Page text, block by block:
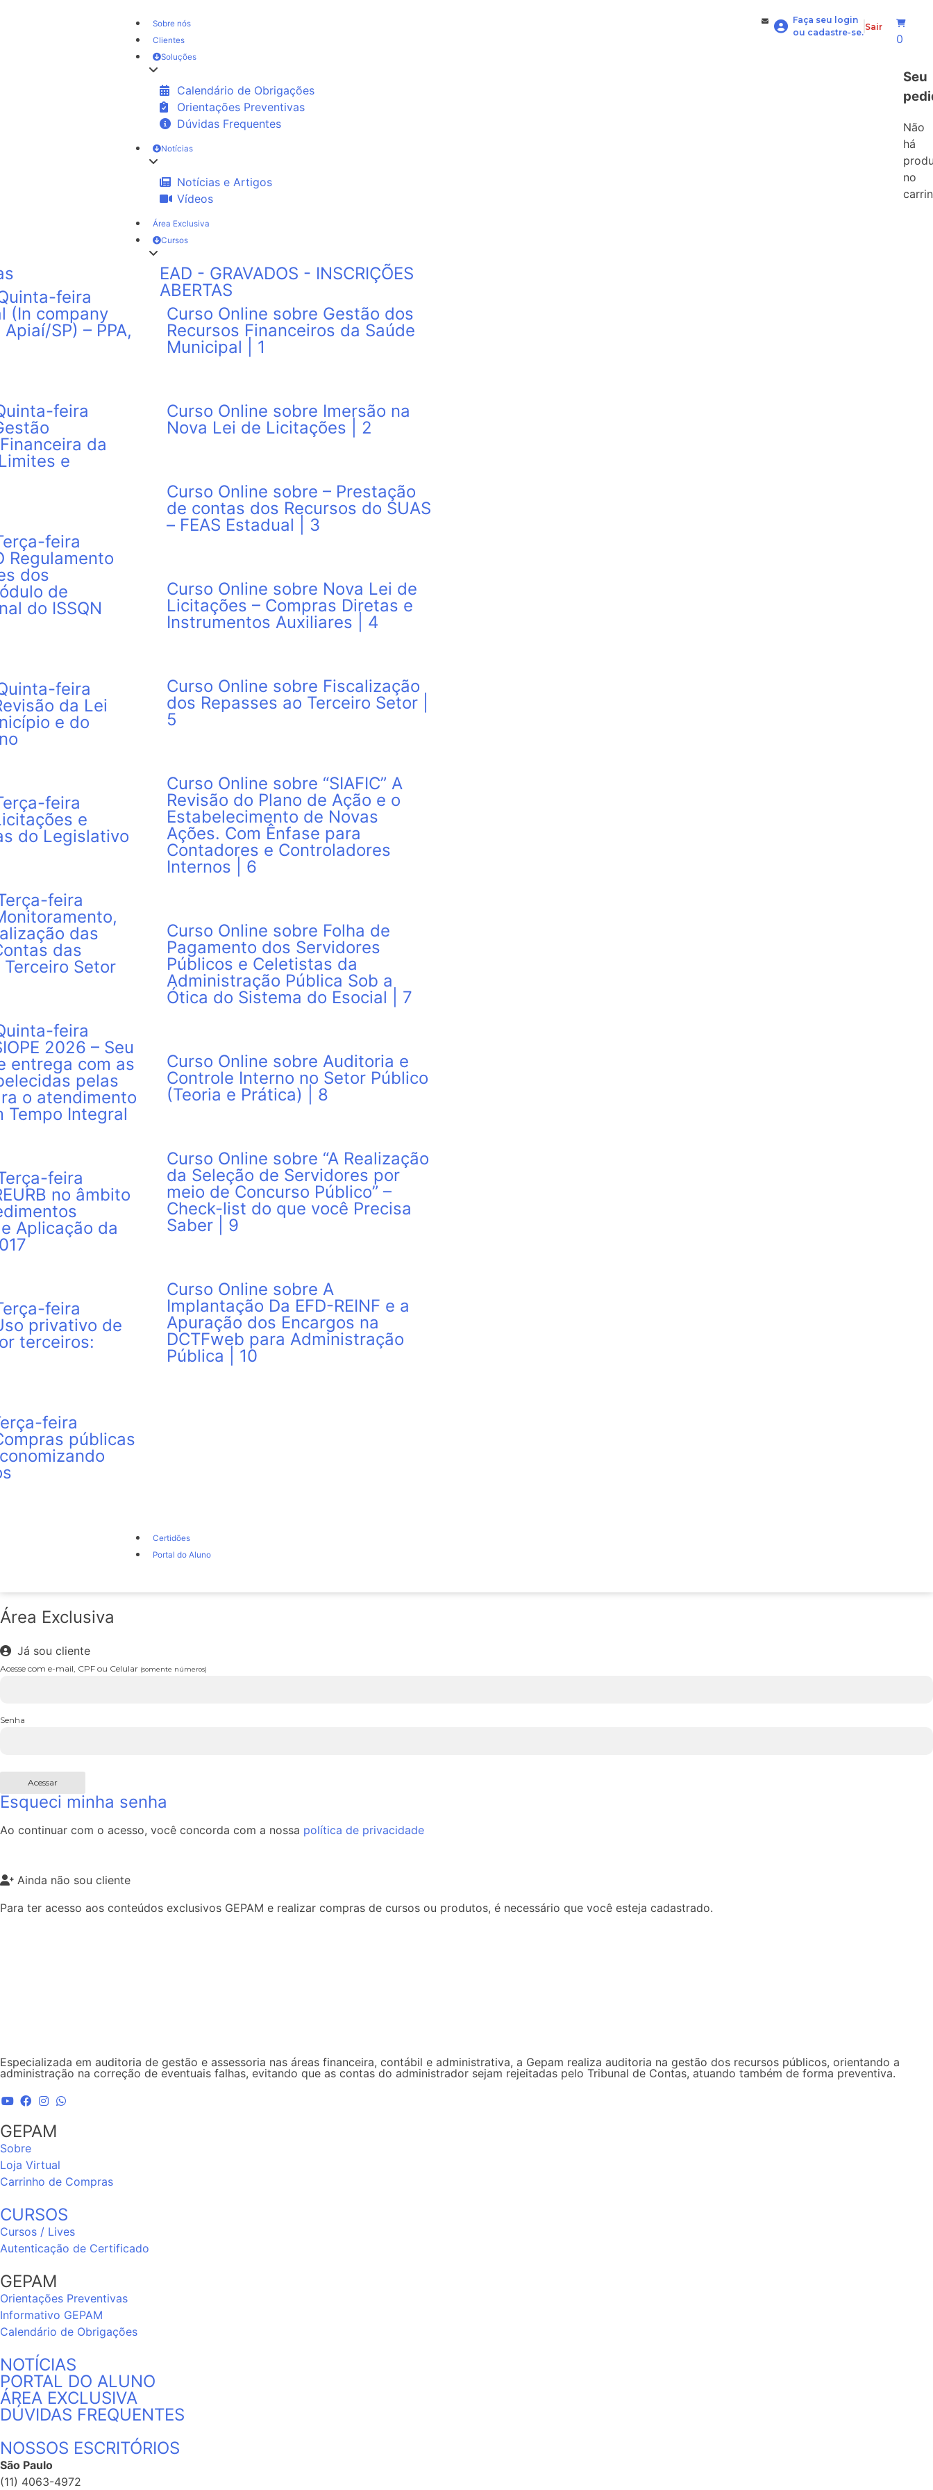
Sobre nós
Clientes
Soluções
Calendário de Obrigações
Orientações Preventivas
Dúvidas Frequentes
Notícias
Notícias e Artigos
Vídeos
Área Exclusiva
Cursos
feira
(In company
SP) – PPA,
feira
da
e
feira
Regulamento
dos
de
do ISSQN
feira
da Lei
e do
feira
e
do Legislativo
feira
das
das
Setor
feira
2026 – Seu
entrega com as
pelas
o atendimento
Tempo Integral
feira
no âmbito
Aplicação da
feira
privativo de
terceiros:
feira
públicas
EAD - GRAVADOS - INSCRIÇÕES
ABERTAS
Curso Online sobre Gestão dos
Recursos Financeiros da Saúde
Municipal | 1
Curso Online sobre Imersão na
Nova Lei de Licitações | 2
Curso Online sobre – Prestação
de contas dos Recursos do SUAS
– FEAS Estadual | 3
Curso Online sobre Nova Lei de
Licitações – Compras Diretas e
Instrumentos Auxiliares | 4
Curso Online sobre Fiscalização
dos Repasses ao Terceiro Setor |
5
Curso Online sobre “SIAFIC” A
Revisão do Plano de Ação e o
Estabelecimento de Novas
Ações. Com Ênfase para
Contadores e Controladores
Internos | 6
Curso Online sobre Folha de
Pagamento dos Servidores
Públicos e Celetistas da
Administração Pública Sob a
Ótica do Sistema do Esocial | 7
Curso Online sobre Auditoria e
Controle Interno no Setor Público
(Teoria e Prática) | 8
Curso Online sobre “A Realização
da Seleção de Servidores por
meio de Concurso Público” –
Check-list do que você Precisa
Saber | 9
Curso Online sobre A
Implantação Da EFD-REINF e a
Apuração dos Encargos na
DCTFweb para Administração
Pública | 10
Certidões
Portal do Aluno
Faça seu login
ou cadastre-se.
Sair
0
Seu
Não
há
no
Área Exclusiva
Já sou cliente
Acesse com e-mail, CPF ou Celular (somente números)
Senha
Acessar
Esqueci minha senha
Ao continuar com o acesso, você concorda com a nossa política de privacidade
Ainda não sou cliente
Para ter acesso aos conteúdos exclusivos GEPAM e realizar compras de cursos ou produtos, é necessário que você esteja cadastrado.
Especializada em auditoria de gestão e assessoria nas áreas financeira, contábil e administrativa, a Gepam realiza auditoria na gestão dos recursos públicos, orientando a
administração na correção de eventuais falhas, evitando que as contas do administrador sejam rejeitadas pelo Tribunal de Contas, atuando também de forma preventiva.
GEPAM
Sobre
Loja Virtual
Carrinho de Compras
CURSOS
Cursos / Lives
Autenticação de Certificado
GEPAM
Orientações Preventivas
Informativo GEPAM
Calendário de Obrigações
NOTÍCIAS
PORTAL DO ALUNO
ÁREA EXCLUSIVA
DÚVIDAS FREQUENTES
NOSSOS ESCRITÓRIOS
São Paulo
(11) 4063-4972